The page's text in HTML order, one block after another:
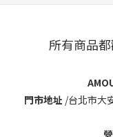
所有商品
門市地址 /台北市大